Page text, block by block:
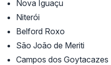
Nova Iguaçu
Niterói
Belford Roxo
São João de Meriti
Campos dos Goytacazes